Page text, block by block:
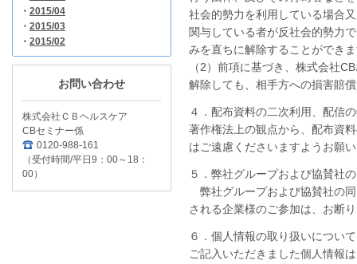
・ 2015/04
・ 2015/03
・ 2015/02
お問い合わせ
株式会社ＣＢヘルスケア
CBセミナー係
0120-988-161
（受付時間/平日9：00～18：
00）
社会的勢力を利用している場合
関与している者が反社会的勢力
みを直ちに解除することができ
（2）前項に基づき、株式会社
解除しても、相手方への損害賠
４．配布資料の二次利用、配信
著作権法上の観点から、配布資
はご遠慮くださいますようお願
５．弊社グループおよび協賛社
弊社グループおよび協賛社の
される企業様のご参加は、お断
６．個人情報の取り扱いについて
ご記入いただきました個人情報